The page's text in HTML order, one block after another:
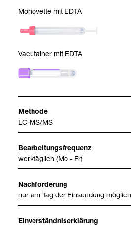
Mono­vette mit EDTA
Vacu­tai­ner mit EDTA
Methode
LC-​MS/MS
Bear­bei­tungs­fre­quenz
werk­täg­lich (Mo - Fr)
Nach­for­de­rung
nur am Tag der Ein­sen­dung mög­lich
Ein­ver­ständ­nis­er­klä­rung